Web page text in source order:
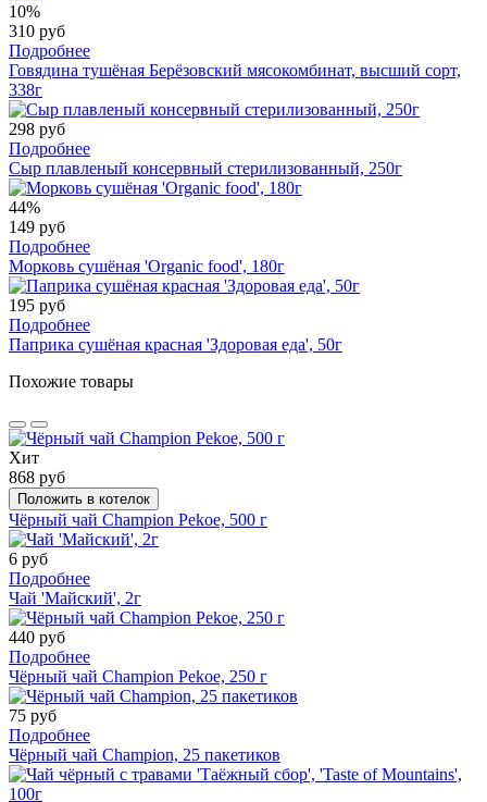
10%
310 руб
Подробнее
Говядина тушёная Берёзовский мясокомбинат, высший сорт,
338г
298 руб
Подробнее
Сыр плавленый консервный стерилизованный, 250г
44%
149 руб
Подробнее
Морковь сушёная 'Organic food', 180г
195 руб
Подробнее
Паприка сушёная красная 'Здоровая еда', 50г
Похожие товары
Хит
868 руб
Положить в котелок
Чёрный чай Champion Pekoe, 500 г
6 руб
Подробнее
Чай 'Майский', 2г
440 руб
Подробнее
Чёрный чай Champion Pekoe, 250 г
75 руб
Подробнее
Чёрный чай Champion, 25 пакетиков